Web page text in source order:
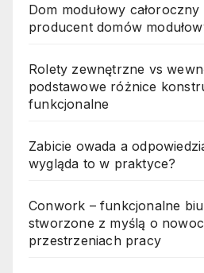
Dom modułowy
producent domów
Rolety zewnętrzne vs
podstawowe różnice
funkcjonalne
Zabicie owada a
wygląda to w praktyce?
Conwork – funkcjonalne
stworzone z myślą o
przestrzeniach pracy